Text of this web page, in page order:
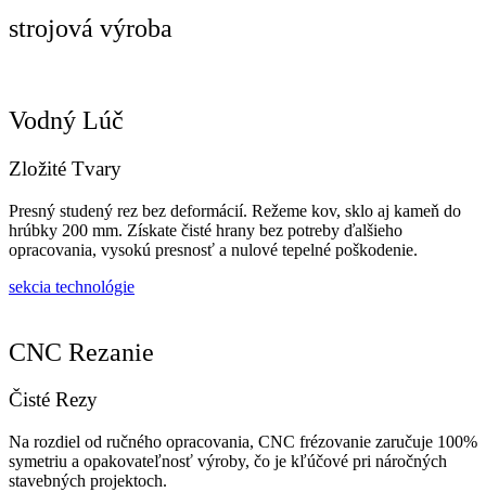
strojová výroba
Vodný Lúč
Zložité Tvary
Presný studený rez bez deformácií. Režeme kov, sklo aj kameň do
hrúbky 200 mm. Získate čisté hrany bez potreby ďalšieho
opracovania, vysokú presnosť a nulové tepelné poškodenie.
sekcia technológie
CNC Rezanie
Čisté Rezy
Na rozdiel od ručného opracovania, CNC frézovanie zaručuje 100%
symetriu a opakovateľnosť výroby, čo je kľúčové pri náročných
stavebných projektoch.